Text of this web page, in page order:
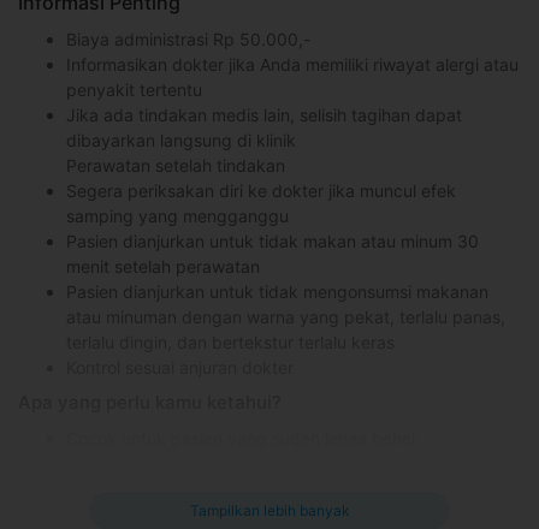
Biaya administrasi Rp 50.000,-
Informasikan dokter jika Anda memiliki riwayat alergi atau
penyakit tertentu
Jika ada tindakan medis lain, selisih tagihan dapat
dibayarkan langsung di klinik
Perawatan setelah tindakan
Segera periksakan diri ke dokter jika muncul efek
samping yang mengganggu
Pasien dianjurkan untuk tidak makan atau minum 30
menit setelah perawatan
Pasien dianjurkan untuk tidak mengonsumsi makanan
Informasikan dokter gigi jika memiliki riwayat alergi atau
Tampilkan lebih banyak